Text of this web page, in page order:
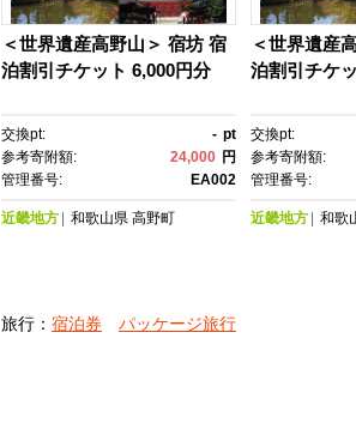
＜世界遺産高野山＞ 宿坊 宿
泊割引チケット 6,000円分
交換pt: - pt
参考寄附額:
24,000 円
管理番号:
EA002
近畿地方 和歌山県 高野町
＜世界遺産
泊割引チケ
交換pt:
参考寄附額:
管理番号:
近畿地方 和歌
旅行： 宿泊券 パッケージ旅行